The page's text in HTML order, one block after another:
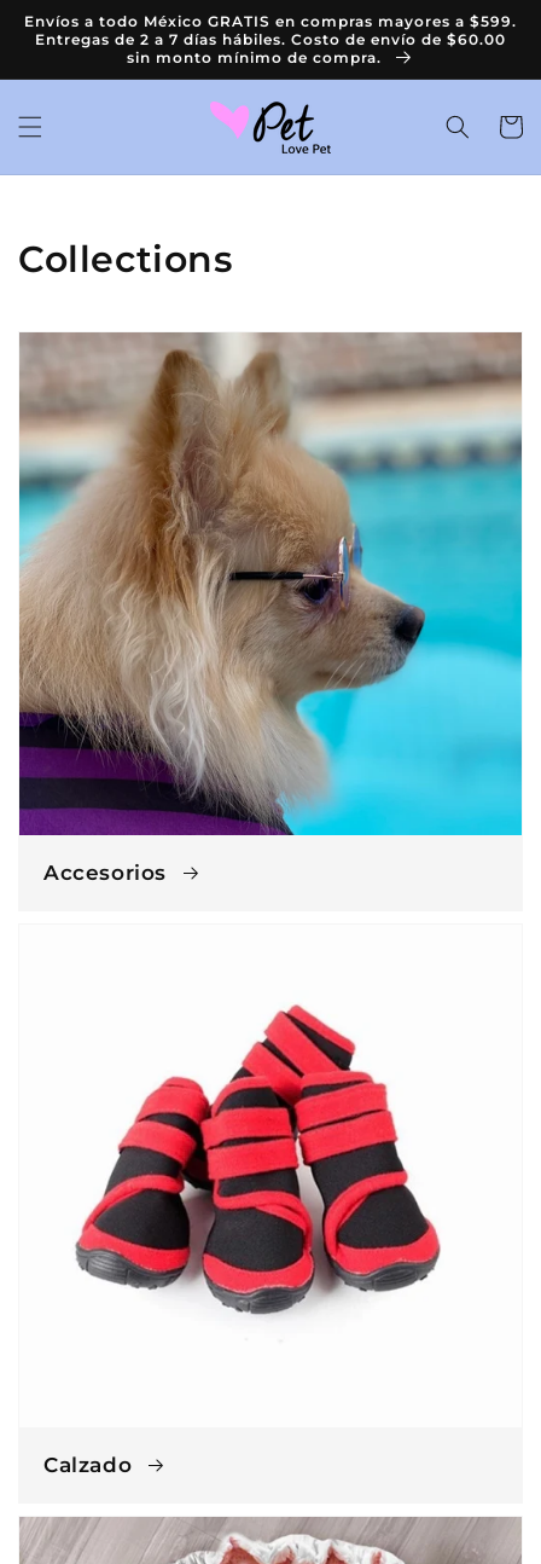
directamente
al contenido
Envíos a todo México GRATIS en compras mayores a $599.
Entregas de 2 a 7 días hábiles. Costo de envío de $60.00
sin monto mínimo de compra.
Carrito
Collections
Accesorios
Calzado